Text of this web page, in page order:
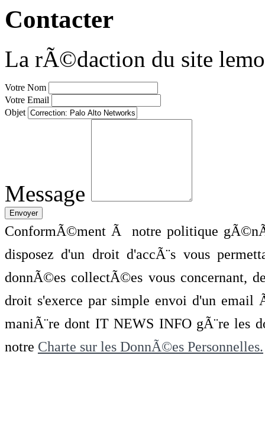
Contacter
La rÃ©daction du site
Votre Nom
Votre Email
Objet
Message
ConformÃ©ment Ã notre politique
disposez d'un droit d'accÃ¨s vous
donnÃ©es collectÃ©es vous concernant,
droit s'exerce par simple envoi d'un
maniÃ¨re dont IT NEWS INFO gÃ¨re les
notre Charte sur les DonnÃ©es Personnelles.